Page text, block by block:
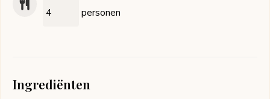
personen
Ingrediënten